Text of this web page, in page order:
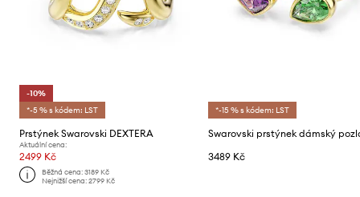
-10%
*-5 % s kódem: LST
Prstýnek Swarovski DEXTERA
Aktuální cena:
2499 Kč
Běžná cena:3189 Kč
Nejnižší cena:2799 Kč
*-15 % s kódem: LST
3489 Kč